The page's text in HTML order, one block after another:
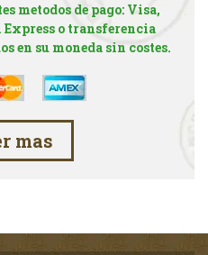
metodos de pago: Visa,
o transferencia
en su moneda sin costes.
mas